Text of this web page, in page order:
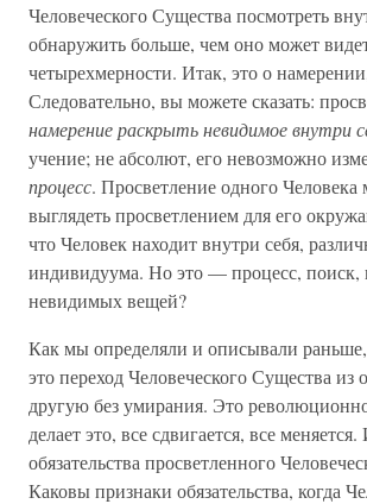
Человеческого Существа посмотреть
обнаружить больше, чем оно может
четырехмерности. Итак, это о
Следовательно, вы можете сказать:
намерение раскрыть невидимое внутри
учение; не абсолют, его невозможно
процесс. Просветление одного Человека
выглядеть просветлением для его
что Человек находит внутри себя,
индивидуума. Но это — процесс, поиск,
невидимых вещей?
Как мы определяли и описывали
это переход Человеческого Существа из
другую без умирания. Это
делает это, все сдвигается, все
обязательства просветленного
Каковы признаки обязательства, когда